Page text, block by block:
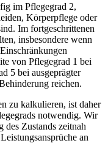
im Pflegegrad 2,
Körperpflege oder
Im fortgeschrittenen
insbesondere wenn
von Pflegegrad 1 bei
5 bei ausgeprägter
reichen.
zu kalkulieren, ist daher
notwendig. Wir
des Zustands zeitnah
an